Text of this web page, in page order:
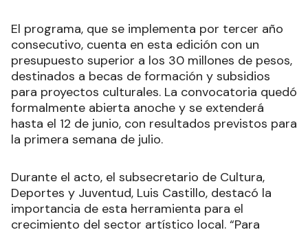
El programa, que se implementa por tercer año
consecutivo, cuenta en esta edición con un
presupuesto superior a los 30 millones de pesos,
destinados a becas de formación y subsidios
para proyectos culturales. La convocatoria quedó
formalmente abierta anoche y se extenderá
hasta el 12 de junio, con resultados previstos para
la primera semana de julio.
Durante el acto, el subsecretario de Cultura,
Deportes y Juventud, Luis Castillo, destacó la
importancia de esta herramienta para el
crecimiento del sector artístico local. “Para